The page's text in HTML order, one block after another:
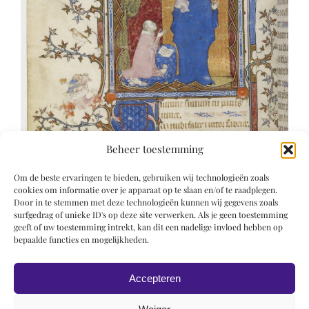
Beheer toestemming
Om de beste ervaringen te bieden, gebruiken wij technologieën zoals
cookies om informatie over je apparaat op te slaan en/of te raadplegen.
Door in te stemmen met deze technologieën kunnen wij gegevens zoals
surfgedrag of unieke ID's op deze site verwerken. Als je geen toestemming
geeft of uw toestemming intrekt, kan dit een nadelige invloed hebben op
bepaalde functies en mogelijkheden.
Accepteren